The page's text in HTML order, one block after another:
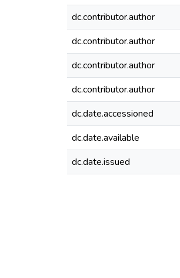
dc.contributor.author
dc.contributor.author
dc.contributor.author
dc.contributor.author
dc.date.accessioned
dc.date.available
dc.date.issued